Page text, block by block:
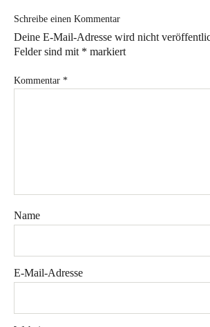
Schreibe einen Kommentar
Deine E-Mail-Adresse wird nicht
Felder sind mit * markiert
Kommentar *
Name
E-Mail-Adresse